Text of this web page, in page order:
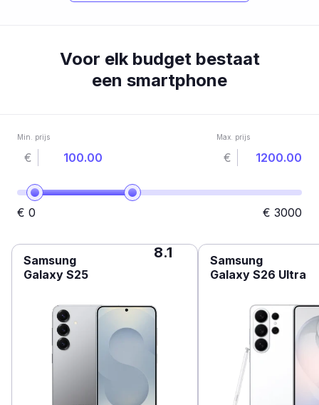
Voor elk budget bestaat
een smartphone
Min. prijs
€
Max. prijs
€
€ 0 € 3000
Samsung
Galaxy S25
8.1
Samsung
Galaxy S26 Ultra